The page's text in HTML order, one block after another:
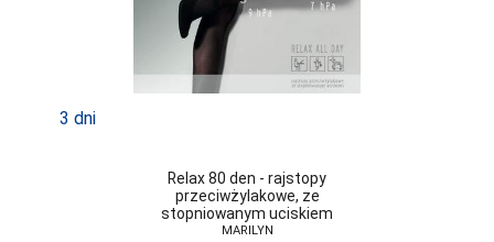
LORES
LOTTO
LUNA
M-MAX
MA-RIA
3 dni
Relax 80 den - rajstopy
przeciwżylakowe, ze
stopniowanym uciskiem
MARILYN